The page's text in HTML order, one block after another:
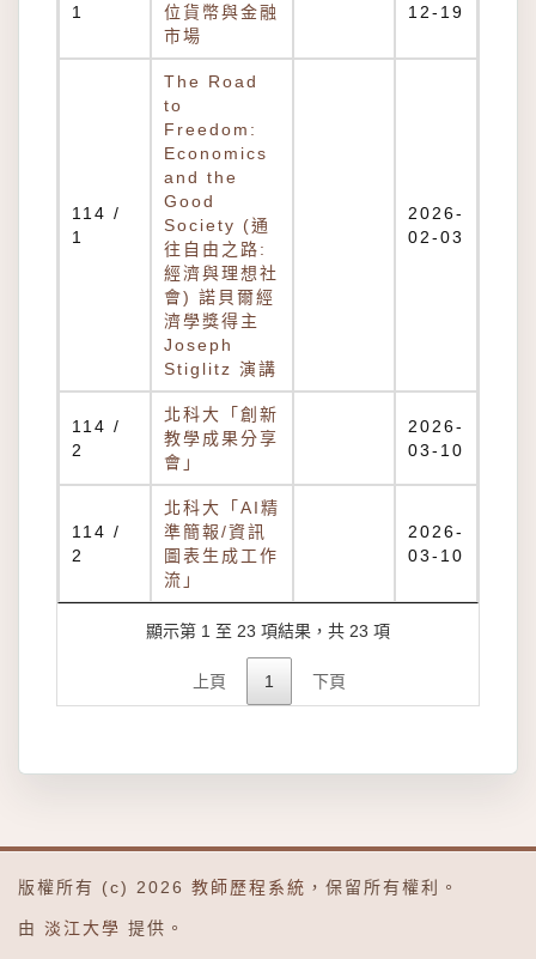
1
位貨幣與金融
市場
12-19
114 /
1
The Road
to
Freedom:
Economics
and the
Good
Society (通
往自由之路:
經濟與理想社
會) 諾貝爾經
濟學獎得主
Joseph
Stiglitz 演講
2026-
02-03
114 /
2
北科大「創新
教學成果分享
會」
2026-
03-10
114 /
2
北科大「AI精
準簡報/資訊
圖表生成工作
流」
2026-
03-10
顯示第 1 至 23 項結果，共 23 項
上頁 1 下頁
版權所有 (c) 2026 教師歷程系統 ，保留所有權利。
由 淡江大學 提供。